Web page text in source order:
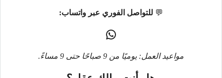
💬 للتواصل الفوري عبر واتساب:
مواعيد العمل: يوميًا من 9 صباحًا حتى 9 مساءً.